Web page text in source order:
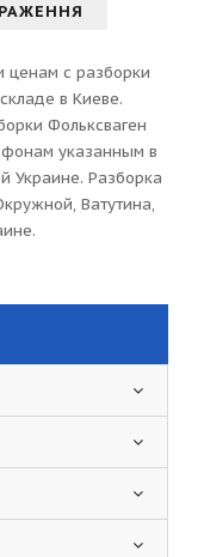
ценам с разборки
в Киеве.
Фольксваген
указанным в
Украине. Разборка
Ватутина,